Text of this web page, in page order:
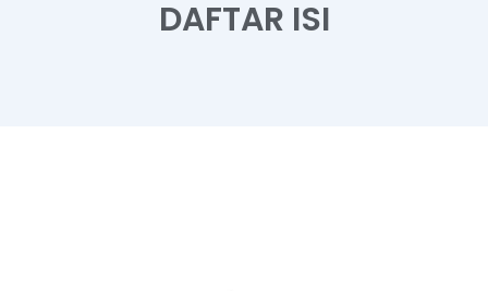
DAFTAR ISI